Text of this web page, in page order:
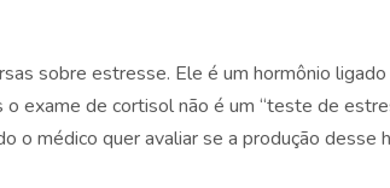
sobre estresse. Ele é um hormônio
exame de cortisol não é um “teste de
o médico quer avaliar se a produção desse